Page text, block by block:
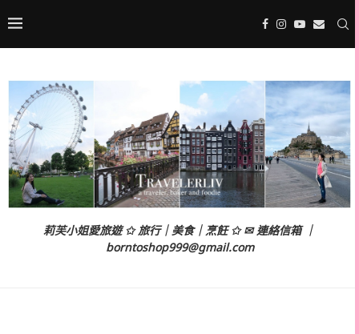
莉芙小姐愛旅遊 ✩ 旅行｜美食｜烹飪 ✩ ✉ 連絡信箱 ｜
borntoshop999@gmail.com